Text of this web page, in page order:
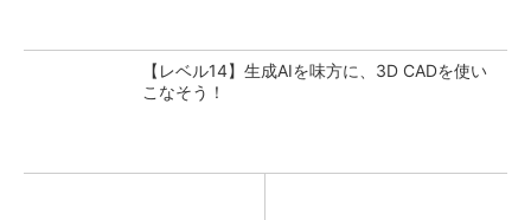
【レベル14】生成AIを味方に、3D CADを使い
こなそう！